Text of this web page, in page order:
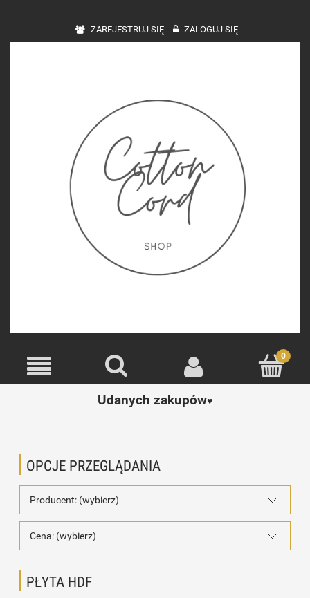
ZAREJESTRUJ SIĘ ZALOGUJ SIĘ
Udanych zakupów♥️
OPCJE PRZEGLĄDANIA
Producent: (wybierz)
Cena: (wybierz)
PŁYTA HDF